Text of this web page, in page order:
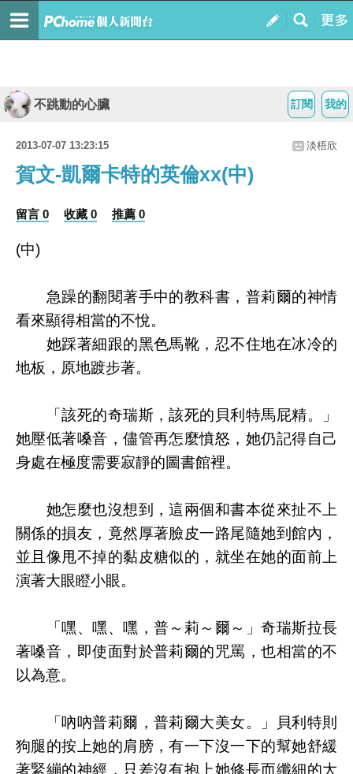
我的
訂閱
不跳動的心臟
2013-07-07 13:23:15 淡梧欣
賀文-凱爾卡特的英倫xx(中)
留言 0 收藏 0 推薦 0
(中)
急躁的翻閱著手中的教科書，普莉爾的神情
看來顯得相當的不悅。
她踩著細跟的黑色馬靴，忍不住地在冰冷的
地板，原地踱步著。
「該死的奇瑞斯，該死的貝利特馬屁精。」
她壓低著嗓音，儘管再怎麼憤怒，她仍記得自己
身處在極度需要寂靜的圖書館裡。
她怎麼也沒想到，這兩個和書本從來扯不上
關係的損友，竟然厚著臉皮一路尾隨她到館內，
並且像甩不掉的黏皮糖似的，就坐在她的面前上
演著大眼瞪小眼。
「嘿、嘿、嘿，普～莉～爾～」奇瑞斯拉長
著嗓音，即使面對於普莉爾的咒罵，也相當的不
以為意。
「吶吶普莉爾，普莉爾大美女。」貝利特則
狗腿的按上她的肩膀，有一下沒一下的幫她舒緩
著緊繃的神經，只差沒有抱上她修長而纖細的大